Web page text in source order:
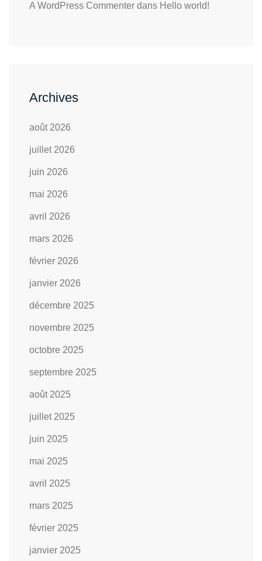
A WordPress Commenter dans Hello world!
Archives
août 2026
juillet 2026
juin 2026
mai 2026
avril 2026
mars 2026
février 2026
janvier 2026
décembre 2025
novembre 2025
octobre 2025
septembre 2025
août 2025
juillet 2025
juin 2025
mai 2025
avril 2025
mars 2025
février 2025
janvier 2025